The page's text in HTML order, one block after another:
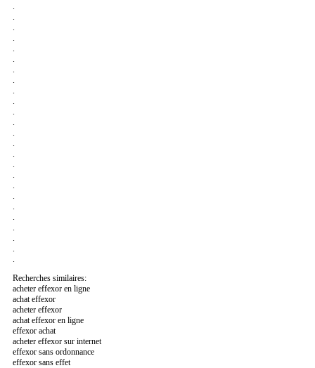
.
.
.
.
.
.
.
.
.
.
.
.
.
.
.
.
.
.
.
.
.
.
.
.
.
Recherches similaires:
acheter effexor en ligne
achat effexor
acheter effexor
achat effexor en ligne
effexor achat
acheter effexor sur internet
effexor sans ordonnance
effexor sans effet